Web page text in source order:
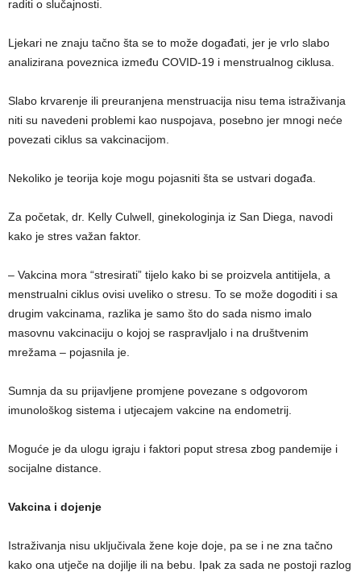
raditi o slučajnosti.
Ljekari ne znaju tačno šta se to može događati, jer je vrlo slabo
analizirana poveznica između COVID-19 i menstrualnog ciklusa.
Slabo krvarenje ili preuranjena menstruacija nisu tema istraživanja
niti su navedeni problemi kao nuspojava, posebno jer mnogi neće
povezati ciklus sa vakcinacijom.
Nekoliko je teorija koje mogu pojasniti šta se ustvari događa.
Za početak, dr. Kelly Culwell, ginekologinja iz San Diega, navodi
kako je stres važan faktor.
– Vakcina mora “stresirati” tijelo kako bi se proizvela antitijela, a
menstrualni ciklus ovisi uveliko o stresu. To se može dogoditi i sa
drugim vakcinama, razlika je samo što do sada nismo imalo
masovnu vakcinaciju o kojoj se raspravljalo i na društvenim
mrežama – pojasnila je.
Sumnja da su prijavljene promjene povezane s odgovorom
imunološkog sistema i utjecajem vakcine na endometrij.
Moguće je da ulogu igraju i faktori poput stresa zbog pandemije i
socijalne distance.
Vakcina i dojenje
Istraživanja nisu uključivala žene koje doje, pa se i ne zna tačno
kako ona utječe na dojilje ili na bebu. Ipak za sada ne postoji razlog